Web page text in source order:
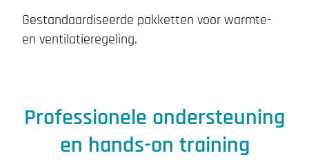
Gestandaardiseerde pakketten voor warmte-
en ventilatieregeling.
Professionele ondersteuning
en hands-on training